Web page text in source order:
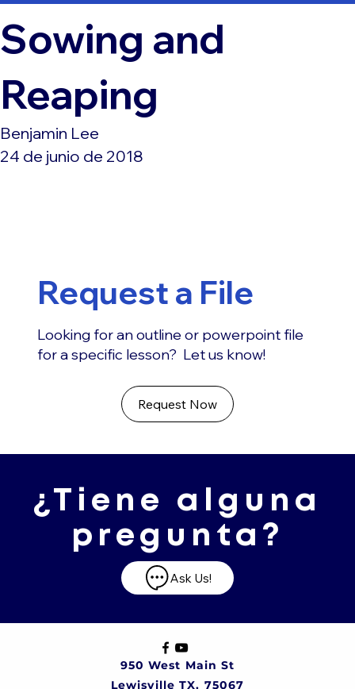
Sowing and
Reaping
Benjamin Lee
24 de junio de 2018
Request a File
Looking for an outline or powerpoint file
for a specific lesson? Let us know!
Request Now
¿Tiene alguna
pregunta?
Ask Us!
950 West Main St
Lewisville TX, 75067